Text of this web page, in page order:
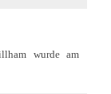
wurde am